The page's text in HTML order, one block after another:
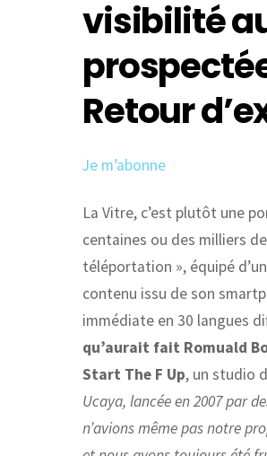
visibilité
Retour
Je m’abonne
La Vitre, c’est plutôt une
centaines ou des milliers
téléportation », équipé
contenu issu de son
immédiate en 30 langues
qu’aurait fait Romuald
Start The F Up, un studio
Ucaya, lancée en 2007 par
n’avions même pas notre